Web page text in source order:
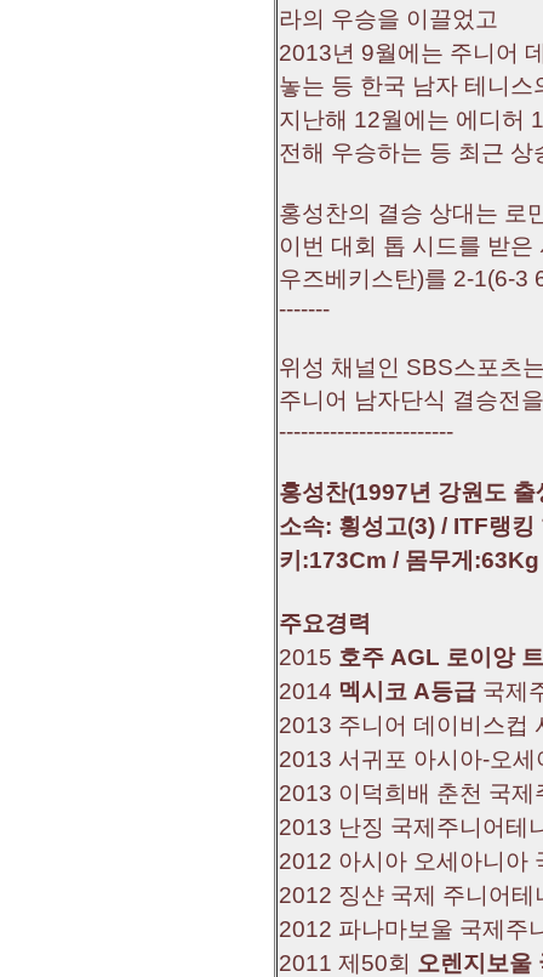
라의 우승을 이끌었고
2013년 9월에는 주니어
놓는 등 한국 남자 테니
지난해 12월에는 에디허
전해 우승하는 등 최근
홍성찬의 결승 상대는 로
이번 대회 톱 시드를 받
우즈베키스탄)를 2-1(6-3
-------
위성 채널인 SBS스포츠
주니어 남자단식 결승전
------------------------
홍성찬(1997년 강원도 출
소속: 횡성고(3) / ITF랭
키:173Cm / 몸무게:63Kg
주요경력
2015 호주 AGL 로이앙
2014 멕시코 A등급 국제
2013 주니어 데이비스컵
2013 서귀포 아시아-오
2013 이덕희배 춘천 국
2013 난징 국제주니어테
2012 아시아 오세아니아
2012 징샨 국제 주니어
2012 파나마보울 국제주
2011 제50회 오렌지보울